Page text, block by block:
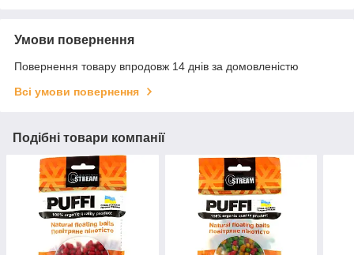
Умови повернення
Повернення товару впродовж 14 днів за домовленістю
Всі умови повернення
Подібні товари компанії